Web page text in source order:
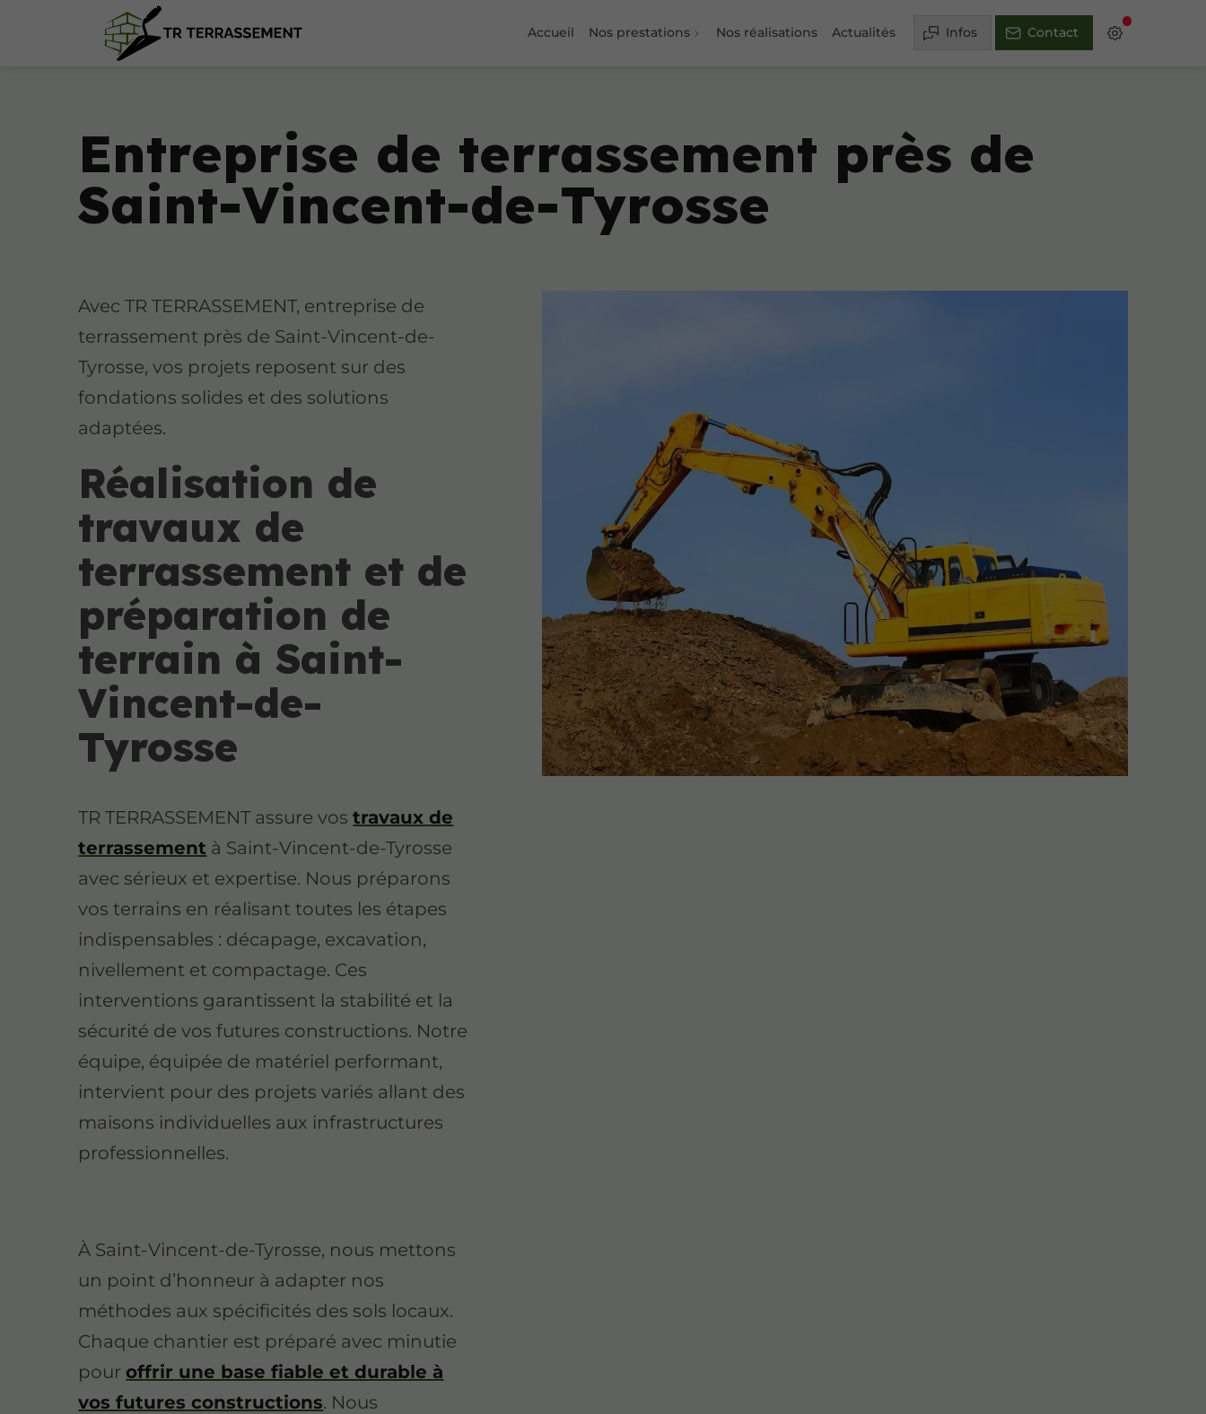
Accueil Nos prestations Nos réalisations Actualités Infos Contact
Entreprise de terrassement près de
Saint-Vincent-de-Tyrosse
Avec TR TERRASSEMENT, entreprise de
terrassement près de Saint-Vincent-de-
Tyrosse, vos projets reposent sur des
fondations solides et des solutions
adaptées.
Réalisation de
travaux de
terrassement et de
préparation de
terrain à Saint-
Vincent-de-
Tyrosse
TR TERRASSEMENT assure vostravaux de
terrassement à Saint-Vincent-de-Tyrosse
avec sérieux et expertise. Nous préparons
vos terrains en réalisant toutes les étapes
indispensables : décapage, excavation,
nivellement et compactage. Ces
interventions garantissent la stabilité et la
sécurité de vos futures constructions. Notre
équipe, équipée de matériel performant,
intervient pour des projets variés allant des
maisons individuelles aux infrastructures
professionnelles.
À Saint-Vincent-de-Tyrosse, nous mettons
un point d’honneur à adapter nos
méthodes aux spécificités des sols locaux.
Chaque chantier est préparé avec minutie
pouroffrir une base fiable et durable à
vos futures constructions. Nous